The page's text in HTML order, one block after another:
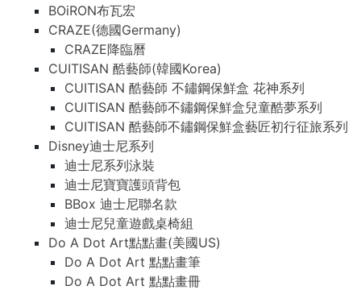
BOiRON布瓦宏
CRAZE(德國Germany)
CRAZE降臨曆
CUITISAN 酷藝師(韓國Korea)
CUITISAN 酷藝師 不鏽鋼保鮮盒 花神系列
CUITISAN 酷藝師不鏽鋼保鮮盒兒童酷夢系列
CUITISAN 酷藝師不鏽鋼保鮮盒藝匠初行征旅系列
Disney迪士尼系列
迪士尼系列泳裝
迪士尼寶寶護頭背包
BBox 迪士尼聯名款
迪士尼兒童遊戲桌椅組
Do A Dot Art點點畫(美國US)
Do A Dot Art 點點畫筆
Do A Dot Art 點點畫冊